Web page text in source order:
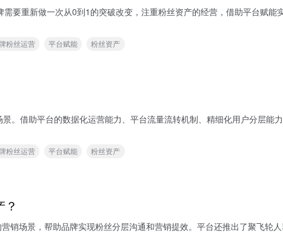
到1的突破改变，注重粉丝资产的经营，借助平台赋能实现增长。 可查看本站《2021年品牌营销趋势
粉丝运营 平台赋能
粉丝资产
。借助平台的数据化运营能力、平台流量流转机制、精细化用户分层能
粉丝运营 平台赋能
粉丝资产
销场景，帮助品牌实现粉丝分层沟通和营销提效。平台还推出了聚飞轮